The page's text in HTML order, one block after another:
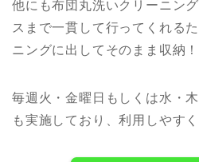
他にも布団丸洗いクリーニン
スまで一貫して行ってくれる
ニングに出してそのまま収納
毎週火・金曜日もしくは水・
も実施しており、利用しやす